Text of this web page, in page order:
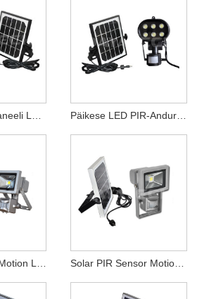
10 W Päikesepaneeli Laadija LED-Töötuli Päikese LED PIR-Anduri Turvavalgusti
Solar 10W PIR Motion LED Turvavalgusti Solar PIR Sensor Motion LED Prožektor